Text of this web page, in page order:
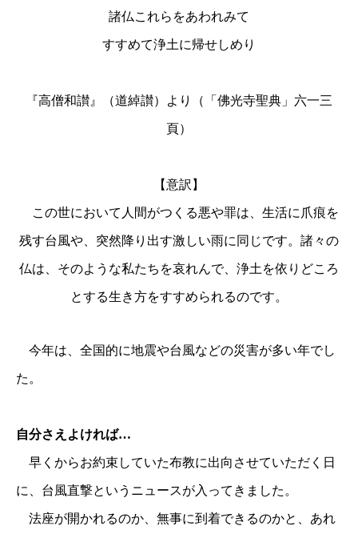
諸仏これらをあわれみて
すすめて浄土に帰せしめり
『高僧和讃』（道綽讃）より（「佛光寺聖典」六一三
頁）
【意訳】
この世において人間がつくる悪や罪は、生活に爪痕を
残す台風や、突然降り出す激しい雨に同じです。諸々の
仏は、そのような私たちを哀れんで、浄土を依りどころ
とする生き方をすすめられるのです。
今年は、全国的に地震や台風などの災害が多い年でし
た。
自分さえよければ…
早くからお約束していた布教に出向させていただく日
に、台風直撃というニュースが入ってきました。
法座が開かれるのか、無事に到着できるのかと、あれ